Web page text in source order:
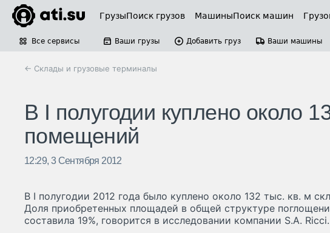
ГрузыПоиск грузов МашиныПоиск машин
Все сервисы Ваши грузы Добавить груз Ваши машины
← Склады и грузовые терминалы
В I полугодии куплено около
помещений
12:29, 3 Сентября 2012
В I полугодии 2012 года было куплено около 132 тыс. кв. м
Доля приобретенных площадей в общей структуре
составила 19%, говорится в исследовании компании S.A. Ricci.